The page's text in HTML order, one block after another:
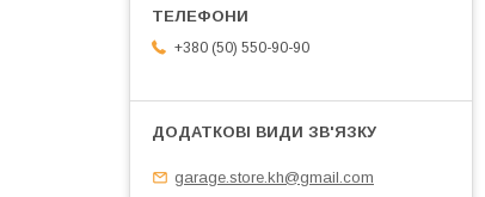
+380 (50) 550-90-90
garage.store.kh@gmail.com